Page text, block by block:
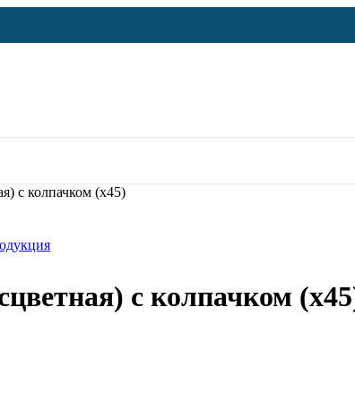
с колпачком (х45)
с колпачком